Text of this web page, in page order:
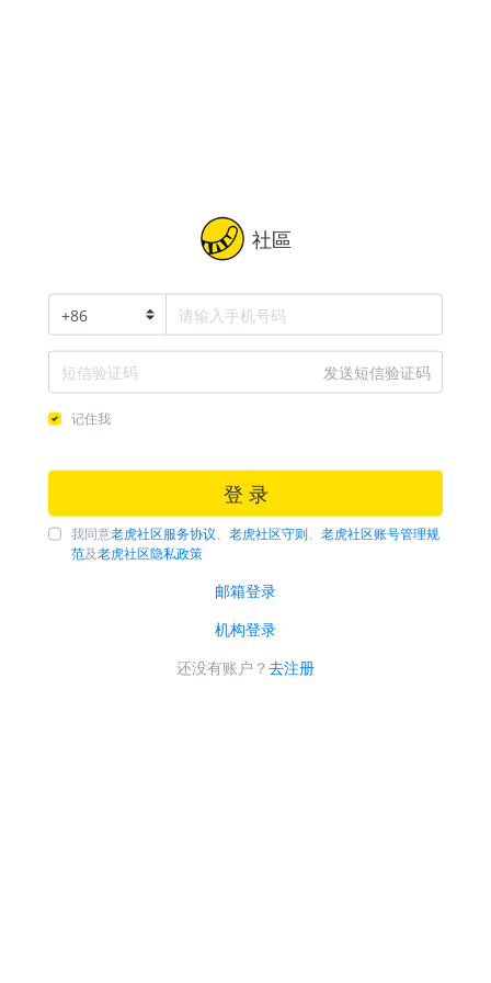
社區
+86
发送短信验证码
记住我
登 录
我同意老虎社区服务协议 老虎社区守则
老虎社区账号管理规
范及老虎社区隐私政策
邮箱登录
机构登录
还没有账户？ 去注册